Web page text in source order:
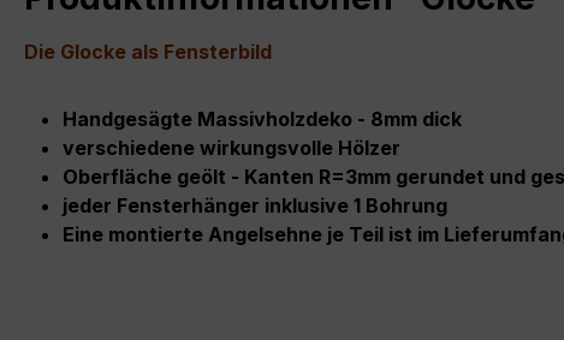
Die Glocke als Fensterbild
Handgesägte Massivholzdeko - 8mm dick
verschiedene wirkungsvolle Hölzer
Oberfläche geölt - Kanten R=3mm gerundet und
jeder Fensterhänger inklusive 1 Bohrung
Eine montierte Angelsehne je Teil ist im